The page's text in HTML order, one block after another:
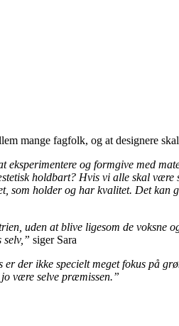
mange fagfolk, og at designere
og formgive med
holdbart? Hvis vi alle skal
som holder og har kvalitet. Det kan
uden at blive ligesom de voksne
selv,” siger Sara
der ikke specielt meget fokus på
være selve præmissen.”